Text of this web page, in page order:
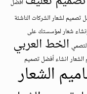
أفضل
تصميم لشعار الشركات الناشئة
شعار لمؤسستك على
لتصمي الخط العربي
انشاء أفضل تصميم
الشعار